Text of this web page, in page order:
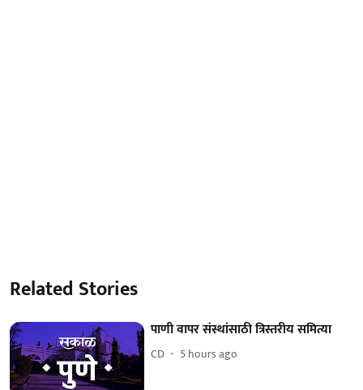
Related Stories
पाणी वापर संस्थांसाठी त्रिस्तरीय समित्या
CD 5 hours ago